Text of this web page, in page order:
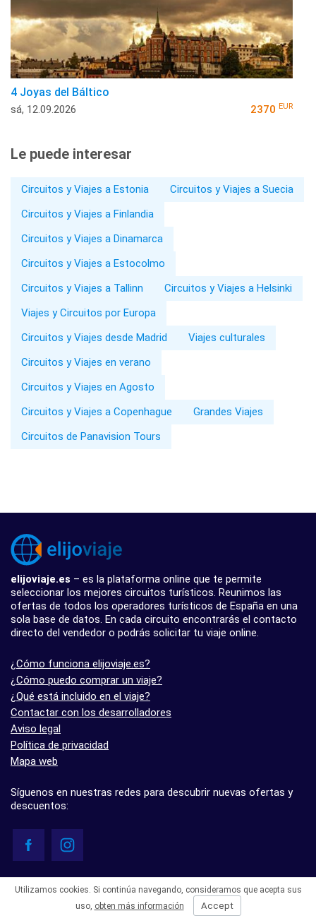
4 Joyas del Báltico
sá, 12.09.2026 2370 EUR
Le puede interesar
Circuitos y Viajes a Estonia
Circuitos y Viajes a Suecia
Circuitos y Viajes a Finlandia
Circuitos y Viajes a Dinamarca
Circuitos y Viajes a Estocolmo
Circuitos y Viajes a Tallinn
Circuitos y Viajes a Helsinki
Viajes y Circuitos por Europa
Circuitos y Viajes desde Madrid
Viajes culturales
Circuitos y Viajes en verano
Circuitos y Viajes en Agosto
Circuitos y Viajes a Copenhague
Grandes Viajes
Circuitos de Panavision Tours
elijoviaje.es – es la plataforma online que te permite
seleccionar los mejores circuitos turísticos. Reunimos las
ofertas de todos los operadores turísticos de España en una
sola base de datos. En cada circuito encontrarás el contacto
directo del vendedor o podrás solicitar tu viaje online.
¿Cómo funciona elijoviaje.es?
¿Cómo puedo comprar un viaje?
¿Qué está incluido en el viaje?
Contactar con los desarrolladores
Aviso legal
Política de privacidad
Mapa web
Síguenos en nuestras redes para descubrir nuevas ofertas y
descuentos:
- 5.0 basado en 7 opiniones
Utilizamos cookies. Si continúa navegando, consideramos que acepta sus
uso, obten más información Accept